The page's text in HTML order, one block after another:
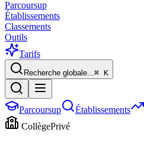
Parcoursup
Établissements
Classements
Outils
Tarifs
Recherche globale...⌘ K
Parcoursup Établissements
CollègePrivé